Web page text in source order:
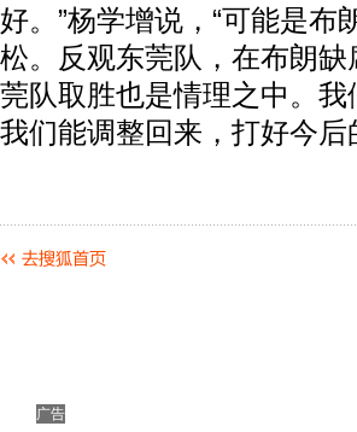
好。”杨学增说，“可能是
松。反观东莞队，在布朗
莞队取胜也是情理之中。
我们能调整回来，打好今后
广告